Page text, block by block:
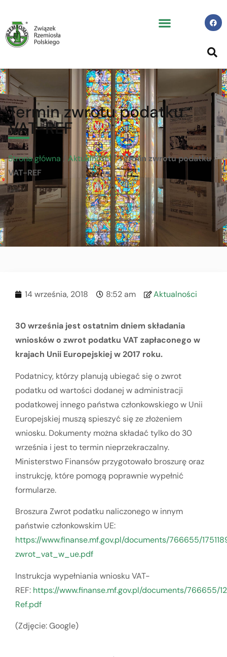
Termin zwrotu podatku
VAT-REF
Strona główna / Aktualności/Termin zwrotu podatku
VAT-REF
14 września, 2018 8:52 am Aktualności
30 września jest ostatnim dniem składania
wniosków o zwrot podatku VAT zapłaconego w
krajach Unii Europejskiej w 2017 roku.
Podatnicy, którzy planują ubiegać się o zwrot
podatku od wartości dodanej w administracji
podatkowej innego państwa członkowskiego w Unii
Europejskiej muszą spieszyć się ze złożeniem
wniosku. Dokumenty można składać tylko do 30
września i jest to termin nieprzekraczalny.
Ministerstwo Finansów przygotowało broszurę oraz
instrukcję, które pomogą poprawnie wypełnić
formularze.
Broszura Zwrot podatku naliczonego w innym
państwie członkowskim UE:
https://www.finanse.mf.gov.pl/documents/766655/
zwrot_vat_w_ue.pdf
Instrukcja wypełniania wniosku VAT-
REF: https://www.finanse.mf.gov.pl/documents/766655/
Ref.pdf
(Zdjęcie: Google)